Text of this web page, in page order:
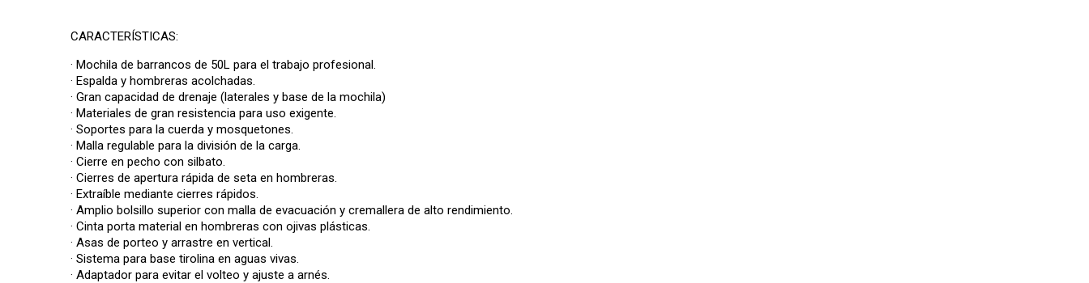
CARACTERÍSTICAS:
· Mochila de barrancos de 50L para el trabajo profesional.
· Espalda y hombreras acolchadas.
· Gran capacidad de drenaje (laterales y base de la mochila)
· Materiales de gran resistencia para uso exigente.
· Soportes para la cuerda y mosquetones.
· Malla regulable para la división de la carga.
· Cierre en pecho con silbato.
· Cierres de apertura rápida de seta en hombreras.
· Extraíble mediante cierres rápidos.
· Amplio bolsillo superior con malla de evacuación y cremallera de alto rendimiento.
· Cinta porta material en hombreras con ojivas plásticas.
· Asas de porteo y arrastre en vertical.
· Sistema para base tirolina en aguas vivas.
· Adaptador para evitar el volteo y ajuste a arnés.